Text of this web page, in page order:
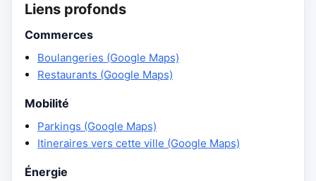
Liens profonds
Commerces
Boulangeries (Google Maps)
Restaurants (Google Maps)
Mobilité
Parkings (Google Maps)
Itineraires vers cette ville (Google Maps)
Énergie